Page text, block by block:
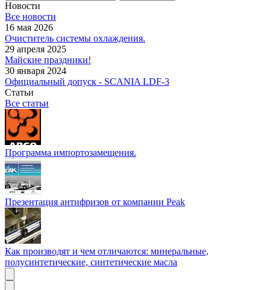
Новости
Все новости
16 мая 2026
Очиститель системы охлаждения.
29 апреля 2025
Майские праздники!
30 января 2024
Официальный допуск - SCANIA LDF-3
Статьи
Все статьи
Программа импортозамещения.
Презентация антифризов от компании Peak
Как производят и чем отличаются: минеральные,
полусинтетические, синтетические масла